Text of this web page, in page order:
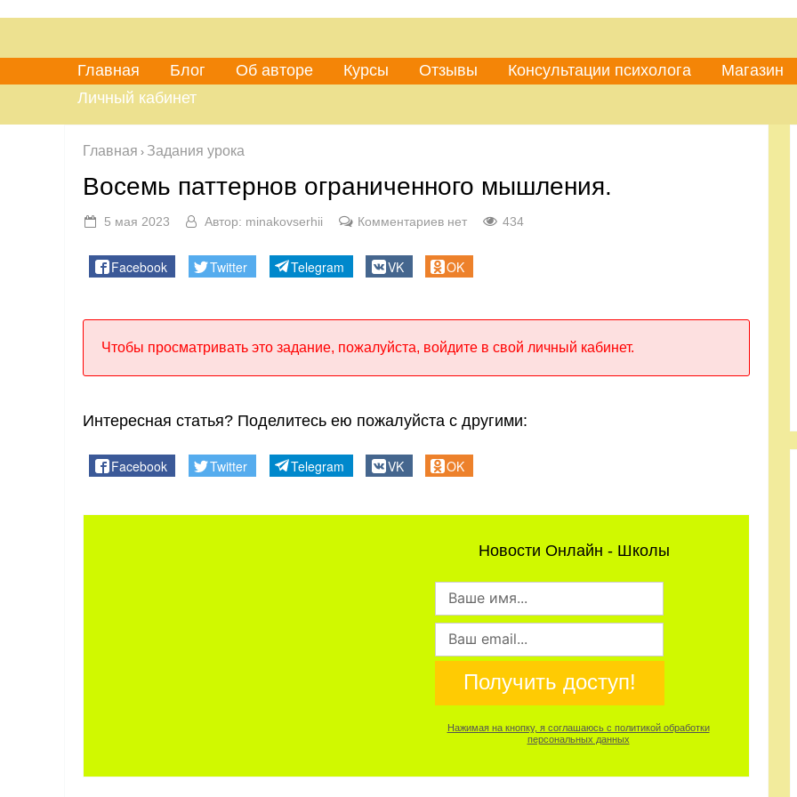
Главная Блог Об авторе Курсы Отзывы Консультации психолога Магазин
Личный кабинет
Главная › Задания урока
Восемь паттернов ограниченного мышления.
5 мая 2023 Автор: minakovserhii Комментариев нет 434
Facebook Twitter Telegram VK OK
Чтобы просматривать это задание, пожалуйста, войдите в свой личный кабинет.
Интересная статья? Поделитесь ею пожалуйста с другими:
Facebook Twitter Telegram VK OK
Новости Онлайн - Школы
Получить доступ!
Нажимая на кнопку, я соглашаюсь с политикой обработки
персональных данных